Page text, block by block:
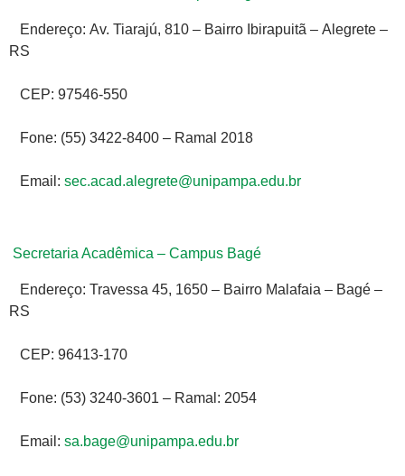
Endereço: Av. Tiarajú, 810 – Bairro Ibirapuitã – Alegrete –
RS
CEP: 97546-550
Fone: (55) 3422-8400 – Ramal 2018
Email: sec.acad.alegrete@unipampa.edu.br
Secretaria Acadêmica – Campus Bagé
Endereço: Travessa 45, 1650 – Bairro Malafaia – Bagé –
RS
CEP: 96413-170
Fone: (53) 3240-3601 – Ramal: 2054
Email: sa.bage@unipampa.edu.br